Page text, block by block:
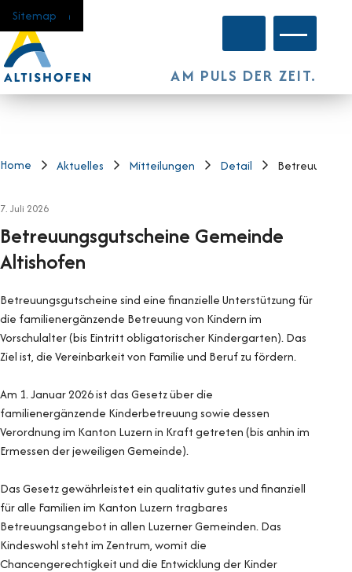
Navigieren in Altishofen
Schnellnavigation
Home
Navigation
Inhalt
Suche
Sitemap
AM PULS DER ZEIT.
Home Aktuelles Mitteilungen Detail
Betreuungsgutscheine Gemeinde
Altishofen
7. Juli 2026
Betreuungsgutscheine sind eine finanzielle Unterstützung für
die familienergänzende Betreuung von Kindern im
Vorschulalter (bis Eintritt obligatorischer Kindergarten). Das
Ziel ist, die Vereinbarkeit von Familie und Beruf zu fördern.
Am 1. Januar 2026 ist das Gesetz über die
familienergänzende Kinderbetreuung sowie dessen
Verordnung im Kanton Luzern in Kraft getreten (bis anhin im
Ermessen der jeweiligen Gemeinde).
Das Gesetz gewährleistet ein qualitativ gutes und finanziell
für alle Familien im Kanton Luzern tragbares
Betreuungsangebot in allen Luzerner Gemeinden. Das
Kindeswohl steht im Zentrum, womit die
Chancengerechtigkeit und die Entwicklung der Kinder